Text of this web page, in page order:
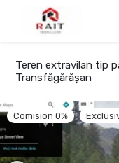
Teren extravilan tip
Transfăgărășan
Comision 0%